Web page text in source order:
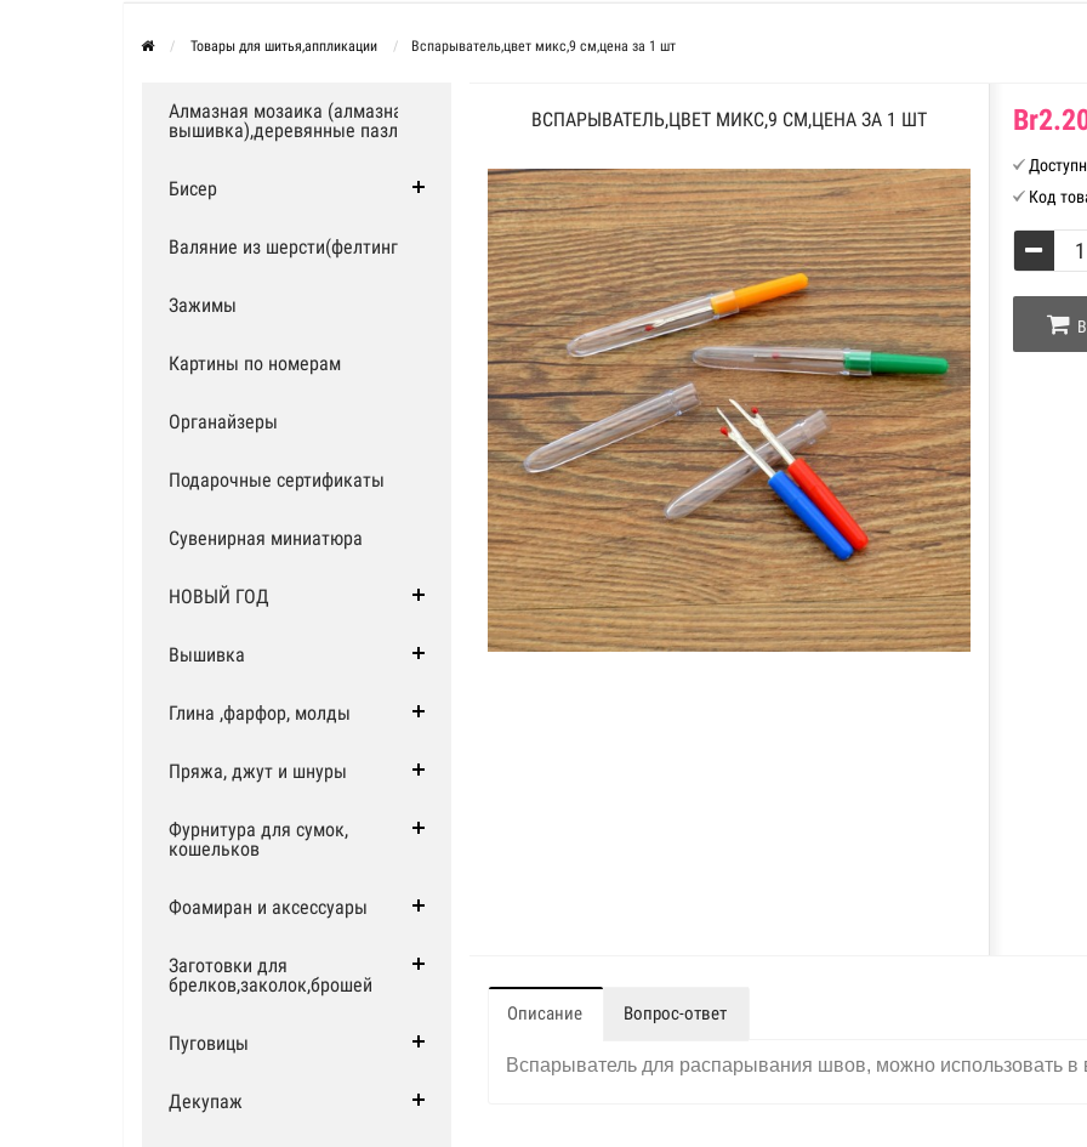
Товары для шитья,аппликации Вспарыватель,цвет микс,9 см,цена за 1 шт
Алмазная мозаика (алмазная
вышивка),деревянные пазлы
Бисер
Валяние из шерсти(фелтинг)
Зажимы
Картины по номерам
Органайзеры
Подарочные сертификаты
Сувенирная миниатюра
НОВЫЙ ГОД
Вышивка
Глина ,фарфор, молды
Пряжа, джут и шнуры
Фурнитура для сумок,
кошельков
Фоамиран и аксессуары
Заготовки для
брелков,заколок,брошей
Пуговицы
Декупаж
ВСПАРЫВАТЕЛЬ,ЦВЕТ МИКС,9 СМ,ЦЕНА ЗА 1 ШТ
Код
В
Описание Вопрос-ответ
Вспарыватель для распарывания швов, можно использовать